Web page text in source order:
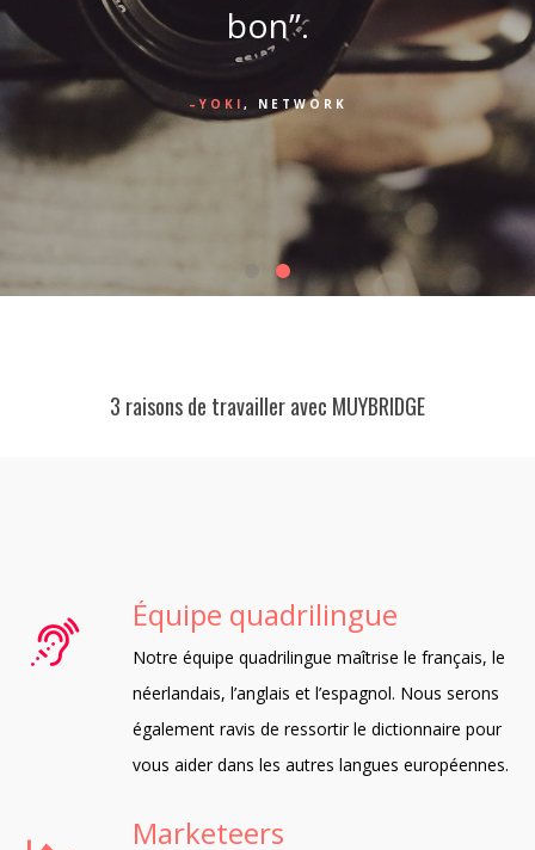
bon”.
YOKI , NETWORK
3 raisons de travailler avec MUYBRIDGE
Équipe quadrilingue
Notre équipe quadrilingue maîtrise le français, le
néerlandais, l’anglais et l’espagnol. Nous serons
également ravis de ressortir le dictionnaire pour
vous aider dans les autres langues européennes.
Marketeers